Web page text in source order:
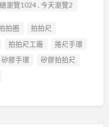
總瀏覽1024 , 今天瀏覽2
拍圈
拍拍尺
拍拍尺工廠
捲尺手環
矽膠手環
矽膠拍拍尺